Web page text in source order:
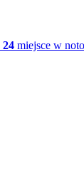
24 miejsce w